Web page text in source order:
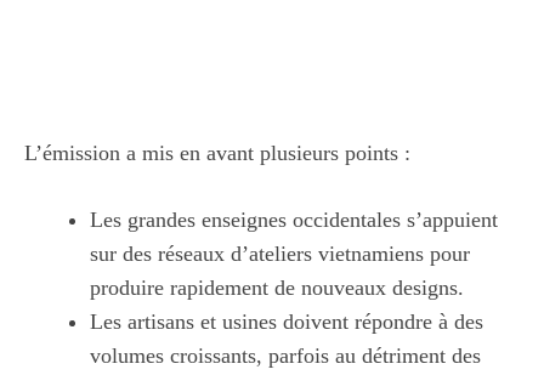
L’émission a mis en avant plusieurs points :
Les grandes enseignes occidentales s’appuient
sur des réseaux d’ateliers vietnamiens pour
produire rapidement de nouveaux designs.
Les artisans et usines doivent répondre à des
volumes croissants, parfois au détriment des